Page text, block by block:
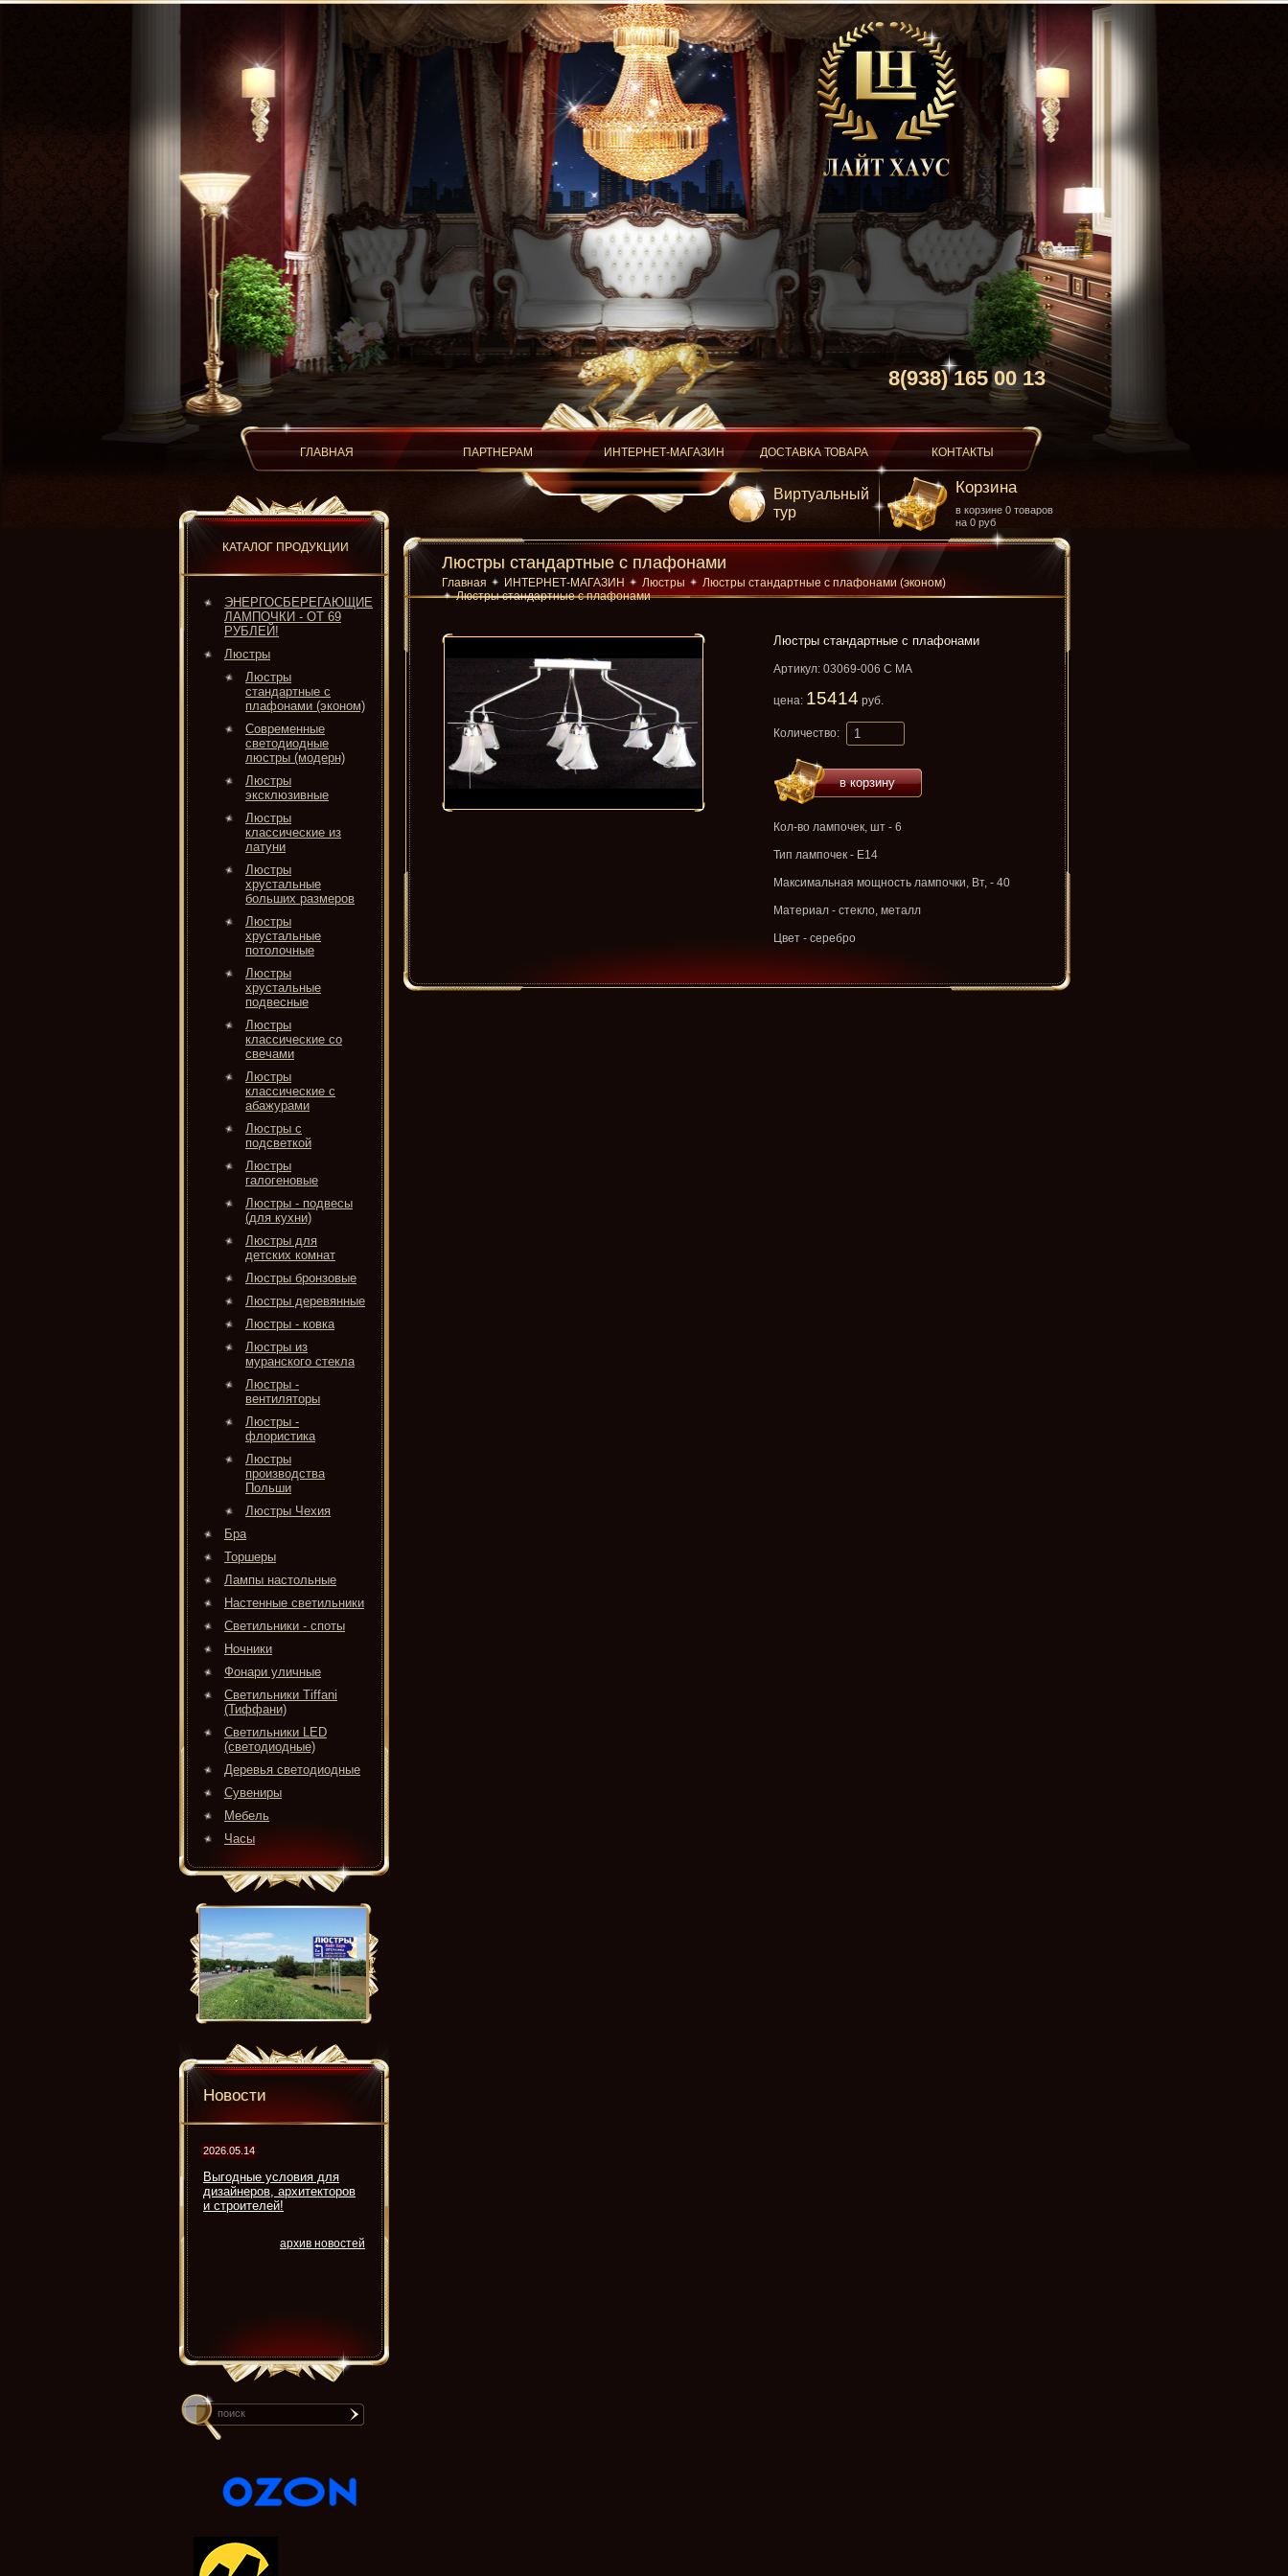
8(938) 165 00 13
ГЛАВНАЯ ПАРТНЕРАМ ИНТЕРНЕТ-МАГАЗИН ДОСТАВКА ТОВАРА КОНТАКТЫ
КАТАЛОГ ПРОДУКЦИИ
ЭНЕРГОСБЕРЕГАЮЩИЕ
ЛАМПОЧКИ - ОТ 69
РУБЛЕЙ!
Люстры
Люстры
стандартные с
плафонами (эконом)
Современные
светодиодные
люстры (модерн)
Люстры
эксклюзивные
Люстры
классические из
латуни
Люстры
хрустальные
больших размеров
Люстры
хрустальные
потолочные
Люстры
хрустальные
подвесные
Люстры
классические со
свечами
Люстры
классические с
абажурами
Люстры с
подсветкой
Люстры
галогеновые
Люстры - подвесы
(для кухни)
Люстры для
детских комнат
Люстры бронзовые
Люстры деревянные
Люстры - ковка
Люстры из
муранского стекла
Люстры -
вентиляторы
Люстры -
флористика
Люстры
производства
Польши
Люстры Чехия
Бра
Торшеры
Лампы настольные
Настенные светильники
Светильники - споты
Ночники
Фонари уличные
Светильники Tiffani
(Тиффани)
Светильники LED
(светодиодные)
Деревья светодиодные
Сувениры
Мебель
Часы
Новости
2026.05.14
Выгодные условия для
дизайнеров, архитекторов
и строителей!
архив новостей
Корзина
в корзине 0 товаров
на 0 руб
Виртуальный
тур
Люстры стандартные с плафонами
Главная ИНТЕРНЕТ-МАГАЗИН Люстры
Люстры стандартные с плафонами (эконом)
Люстры стандартные с плафонами
Люстры стандартные с плафонами
Артикул: 03069-006 C MA
цена: 15414 руб.
Количество:
в корзину
Кол-во лампочек, шт - 6
Тип лампочек - Е14
Максимальная мощность лампочки, Вт, - 40
Материал - стекло, металл
Цвет - серебро